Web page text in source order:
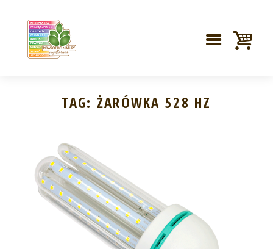
TAG: ŻARÓWKA 528 HZ